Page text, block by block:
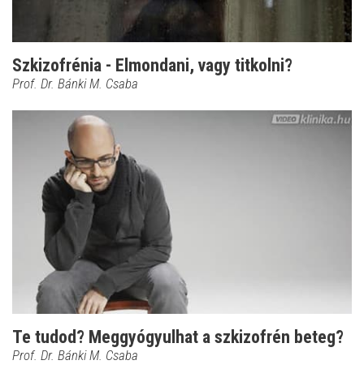
Szkizofrénia - Elmondani, vagy titkolni?
Prof. Dr. Bánki M. Csaba
Te tudod? Meggyógyulhat a szkizofrén beteg?
Prof. Dr. Bánki M. Csaba